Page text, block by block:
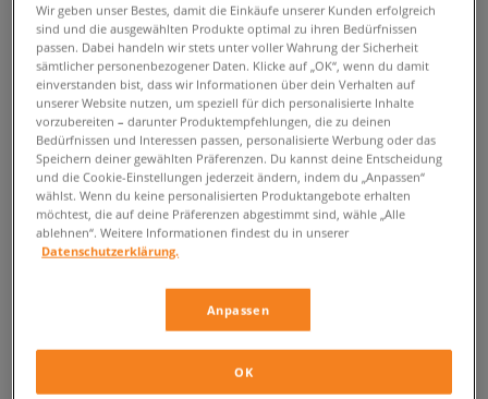
Herren Sneakers der Marke Fila, an
denen man nur schwer gleichgültig
vorbeigehen kann
Fans avantgardistischerFila Sneakeraufgepasst! Wir werden dir heute
ein Modell vorstellen, bei dessen Anblick viele Konkurrenten der Marke
mit den italienischen Wurzeln blass aussehen und ehrlich gesagt
überrascht es uns überhaupt nicht... Hier sind Fila Venomrush
ein Low-Cut geschnürtes Modell, das der Welt im vergangenen Jahr im
Interesse. Das Original Modell steht stolz für ein modernes Design, in
besteht aus unterschiedlichen Materialien mit verschiedenen Strukturen
und wurde in einem genialen Colourway gehalten, der auf starken
Kontrasten basiert. In dem den Herren gewidmeten Projekt wurde das
Wir geben unser Bestes, damit die Einkäufe unserer Kunden erfolgreich
sind und die ausgewählten Produkte optimal zu ihren Bedürfnissen
passen. Dabei handeln wir stets unter voller Wahrung der Sicherheit
sämtlicher personenbezogener Daten. Klicke auf „OK“, wenn du damit
einverstanden bist, dass wir Informationen über dein Verhalten auf
unserer Website nutzen, um speziell für dich personalisierte Inhalte
vorzubereiten – darunter Produktempfehlungen, die zu deinen
Bedürfnissen und Interessen passen, personalisierte Werbung oder das
Speichern deiner gewählten Präferenzen. Du kannst deine Entscheidung
und die Cookie-Einstellungen jederzeit ändern, indem du „Anpassen“
wählst. Wenn du keine personalisierten Produktangebote erhalten
möchtest, die auf deine Präferenzen abgestimmt sind, wähle „Alle
ablehnen“. Weitere Informationen findest du in unserer
Datenschutzerklärung.
Anpassen
OK